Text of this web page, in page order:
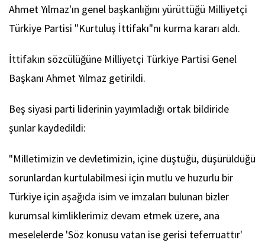
Ahmet Yılmaz'ın genel başkanlığını yürüttüğü Milliyetçi
Türkiye Partisi "Kurtuluş İttifakı"nı kurma kararı aldı.
İttifakın sözcülüğüne Milliyetçi Türkiye Partisi Genel
Başkanı Ahmet Yılmaz getirildi.
Beş siyasi parti liderinin yayımladığı ortak bildiride
şunlar kaydedildi:
"Milletimizin ve devletimizin, içine düştüğü, düşürüldüğü
sorunlardan kurtulabilmesi için mutlu ve huzurlu bir
Türkiye için aşağıda isim ve imzaları bulunan bizler
kurumsal kimliklerimiz devam etmek üzere, ana
meselelerde 'Söz konusu vatan ise gerisi teferruattır'